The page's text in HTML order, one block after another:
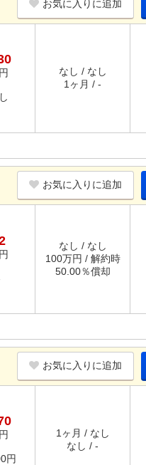
お気に入りに追加
なし / なし
1ヶ月 / -
お気に入りに追加
なし / なし
100万円 / 解約時
50.00％償却
お気に入りに追加
円
1ヶ月 / なし
なし / -